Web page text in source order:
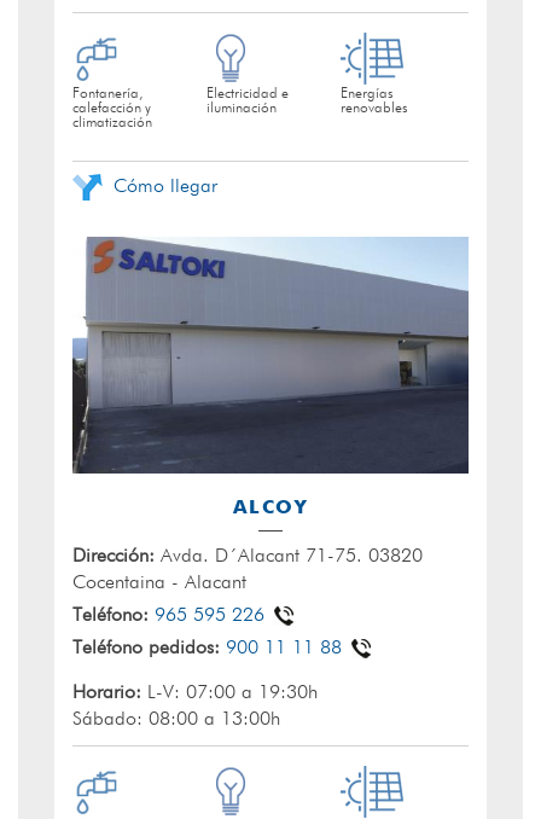
Fontanería,
calefacción y
climatización
Electricidad e
iluminación
Energías
renovables
Cómo llegar
ALCOY
Dirección: Avda. D´Alacant 71-75. 03820
Cocentaina - Alacant
Teléfono: 965 595 226
Teléfono pedidos: 900 11 11 88
Horario: L-V: 07:00 a 19:30h
Sábado: 08:00 a 13:00h